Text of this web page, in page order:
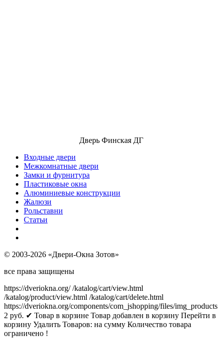
Дверь Финская ДГ
Входные двери
Межкомнатные двери
Замки и фурнитура
Пластиковые окна
Алюминиевые конструкции
Жалюзи
Рольставни
Статьи
© 2003-2026 «Двери-Окна Зотов»
все права защищены
https://dveriokna.org/ /katalog/cart/view.html
/katalog/product/view.html /katalog/cart/delete.html
https://dveriokna.org/components/com_jshopping/files/img_products
2 руб. ✔ Товар в корзине Товар добавлен в корзину Перейти в
корзину Удалить Товаров: на сумму Количество товара
ограничено !